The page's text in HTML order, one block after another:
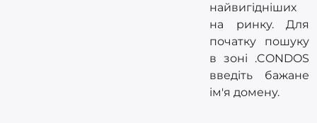
найвигідніших
на ринку. Для
початку пошуку
в зоні .CONDOS
введіть бажане
ім'я домену.